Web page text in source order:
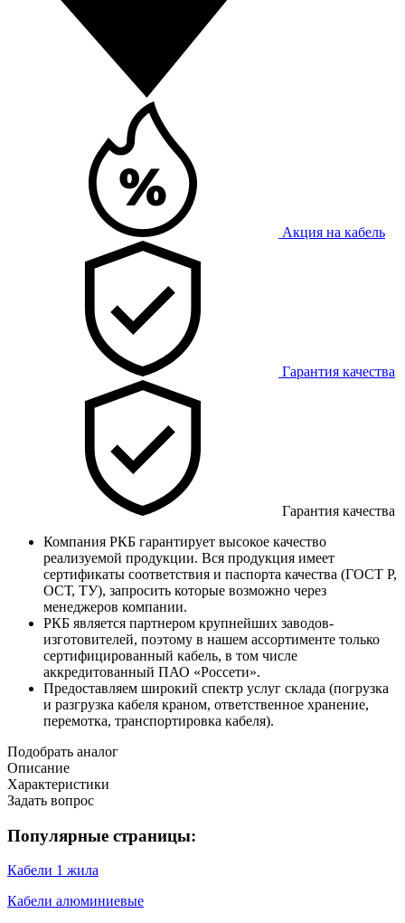
Акция на кабель
Гарантия качества
Гарантия качества
Компания РКБ гарантирует высокое качество
реализуемой продукции. Вся продукция имеет
сертификаты соответствия и паспорта качества (ГОСТ Р,
ОСТ, ТУ), запросить которые возможно через
менеджеров компании.
РКБ является партнером крупнейших заводов-
изготовителей, поэтому в нашем ассортименте только
сертифицированный кабель, в том числе
аккредитованный ПАО «Россети».
Предоставляем широкий спектр услуг склада (погрузка
и разгрузка кабеля краном, ответственное хранение,
перемотка, транспортировка кабеля).
Подобрать аналог
Описание
Характеристики
Задать вопрос
Популярные страницы:
Кабели 1 жила
Кабели алюминиевые